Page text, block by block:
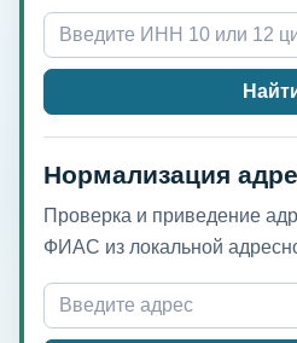
Нормализация
Проверка и приведение
ФИАС из локальной